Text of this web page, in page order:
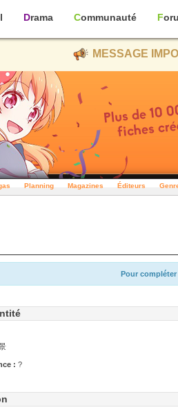
Drama Communauté
MESSAGE
Planning Magazines Éditeurs
Pour
: ?